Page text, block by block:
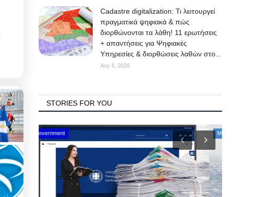
Cadastre digitalization: Τι λειτουργεί
πραγματικά ψηφιακά & πώς
διορθώνονται τα λάθη! 11 ερωτήσεις
+ απαντήσεις για Ψηφιακές
Υπηρεσίες & διορθώσεις λαθών στο...
Αυγ 6, 2026
STORIES FOR YOU
Mykonos Events